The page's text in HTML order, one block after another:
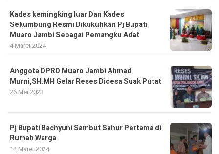
Kades kemingking luar Dan Kades
Sekumbung Resmi Dikukuhkan Pj Bupati
Muaro Jambi Sebagai Pemangku Adat
4 Maret 2024
Anggota DPRD Muaro Jambi Ahmad
Murni,SH.MH Gelar Reses Didesa Suak Putat
26 Mei 2023
Pj Bupati Bachyuni Sambut Sahur Pertama di
Rumah Warga
12 Maret 2024